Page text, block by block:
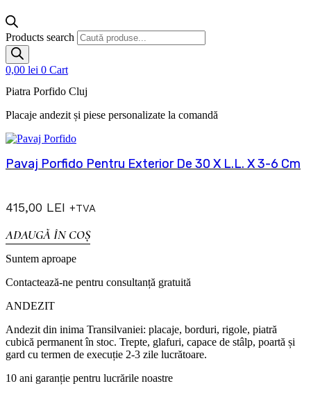
Products search
0,00 lei 0 Cart
Piatra Porfido Cluj
Placaje andezit și piese personalizate la comandă
Pavaj Porfido Pentru Exterior De 30 X L.L. X 3-6 Cm
415,00 LEI +TVA
ADAUGĂ ÎN COȘ
Suntem aproape
Contactează-ne pentru consultanță gratuită
ANDEZIT
Andezit din inima Transilvaniei: placaje, borduri, rigole, piatră
cubică permanent în stoc. Trepte, glafuri, capace de stâlp, poartă și
gard cu termen de execuție 2-3 zile lucrătoare.
10 ani garanție pentru lucrările noastre